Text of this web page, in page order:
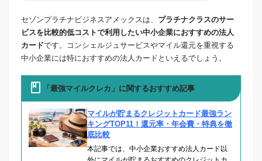
セゾンプラチナビジネスアメックスは、 プラチナクラスのサー
ビスを比較的低コストで利用したい中小企業におすすめの法人
カードです。コンシェルジュサービスやマイル還元を重視する
中小企業には特におすすめの法人カードといえるでしょう。
「最強マイルクレカ」に関するおすすめ記事
マイルが貯まるクレジットカード最強ラン
キングTOP11！還元率・年会費・特典を徹
底比較
本記事では、中小企業おすすめ法人カード以